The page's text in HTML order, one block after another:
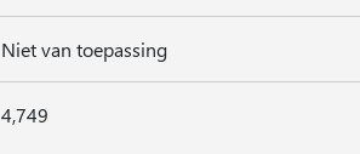
Niet van toepassing
4,749